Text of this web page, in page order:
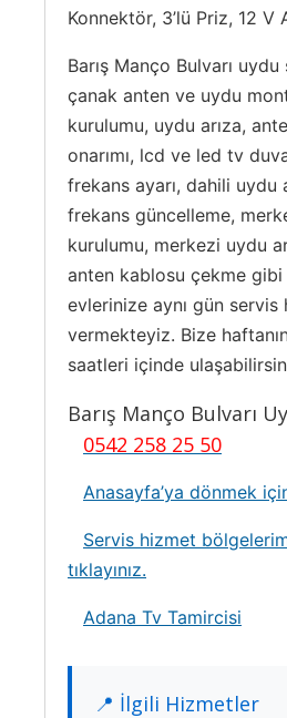
Konnektör, 3’lü Priz, 12 V
Barış Manço Bulvarı
çanak anten ve uydu
kurulumu, uydu arıza,
onarımı, lcd ve led tv
frekans ayarı, dahili uydu
frekans güncelleme,
kurulumu, merkezi uydu
anten kablosu çekme
evlerinize aynı gün servis
vermekteyiz. Bize
saatleri içinde
Barış Manço Bulvarı
0542 258 25 50
Anasayfa’ya dönmek
Servis hizmet
tıklayınız.
Adana Tv Tamircisi
📍 İlgili Hizmetler